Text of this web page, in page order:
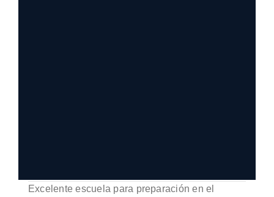
Excelente escuela para preparación en el